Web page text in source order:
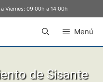
a Viernes: 09:00h a 14:00h
Menú
de Sisante